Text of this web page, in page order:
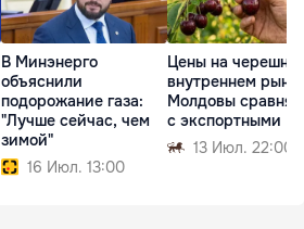
В Минэнерго
объяснили
подорожание газа:
"Лучше сейчас, чем
зимой"
16 Июл. 13:00
Цены на черешню
внутреннем
Молдовы
с экспортными
13 Июл. 22:00